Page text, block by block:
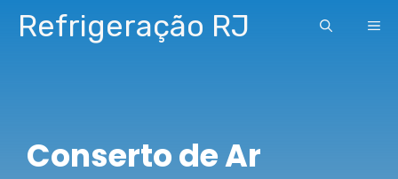
Pular
paraRefrigeração RJ
Conserto de Ar